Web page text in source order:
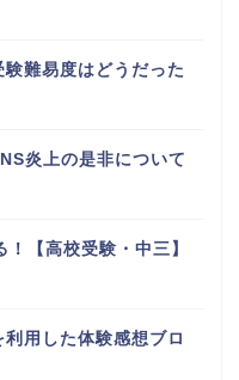
難易度はどうだった
炎上の是非について
【高校受験・中三】
用した体験感想ブロ